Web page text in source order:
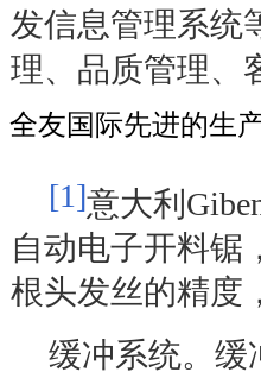
发信息管理系统
理、品质管理、
全友国际先进的生
[1]意大利
自动电子开料锯
根头发丝的精度
缓冲系统。缓